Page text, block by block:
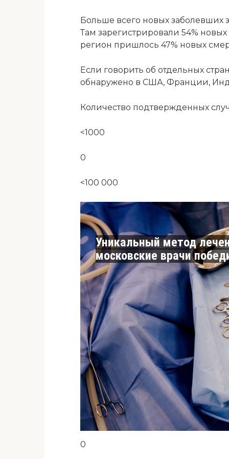
Больше всего новых
Там зарегистрировали 54%
регион пришлось 47% новых
Если говорить об отдельных
обнаружено в США, Франции,
Количество подтвержденных
<1000
0
<100 000
Уникальный метод
московские врачи
0